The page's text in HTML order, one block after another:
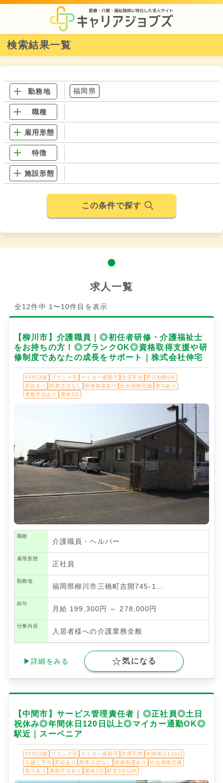
検索結果一覧
勤務地 福岡県
職種
雇用形態
特徴
施設形態
この条件で探す
求人一覧
全12件中 1〜10件目を表示
【柳川市】介護職員｜◎初任者研修・介護福祉士
をお持ちの方！◎ブランクOK◎資格取得支援や研
修制度であなたの成長をサポート｜株式会社伸宅
50代活躍 ブランク可 マイカー通勤可 住宅手当
即日勤務OK
昇給あり
残業ほぼなし 研修制度あり 社会保険完備
賞与あり
通勤手当あり
週休2日
職種
介護職員・ヘルパー
雇用形態
正社員
勤務地
福岡県柳川市三橋町吉開745‐1…
給与
月給 199,300円 ～ 278,000円
仕事内容
入居者様への介護業務全般
▶詳細をみる 気になる
【中間市】サービス管理責任者｜◎正社員◎土日
祝休み◎年間休日120日以上◎マイカー通勤OK◎
駅近｜スーベニア
50代活躍 ブランク可 マイカー通勤可 学歴不問
年間休日120日
引越し手当
昇給あり 残業ほぼなし 研修制度あり
社会保険完備
賞与あり
通勤手当あり 週休2日 駅近5分以内